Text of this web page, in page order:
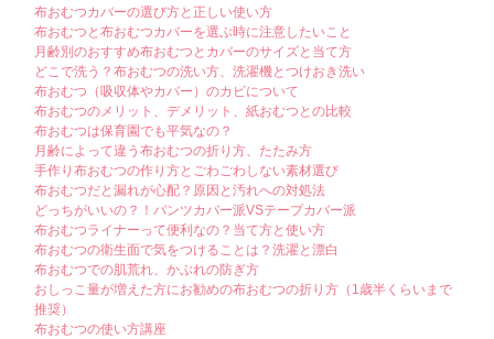
布おむつカバーの選び方と正しい使い方
布おむつと布おむつカバーを選ぶ時に注意したいこと
月齢別のおすすめ布おむつとカバーのサイズと当て方
どこで洗う？布おむつの洗い方、洗濯機とつけおき洗い
布おむつ（吸収体やカバー）のカビについて
布おむつのメリット、デメリット、紙おむつとの比較
布おむつは保育園でも平気なの？
月齢によって違う布おむつの折り方、たたみ方
手作り布おむつの作り方とごわごわしない素材選び
布おむつだと漏れが心配？原因と汚れへの対処法
どっちがいいの？！パンツカバー派VSテープカバー派
布おむつライナーって便利なの？当て方と使い方
布おむつの衛生面で気をつけることは？洗濯と漂白
布おむつでの肌荒れ、かぶれの防ぎ方
おしっこ量が増えた方にお勧めの布おむつの折り方（1歳半くらいまで
推奨）
布おむつの使い方講座